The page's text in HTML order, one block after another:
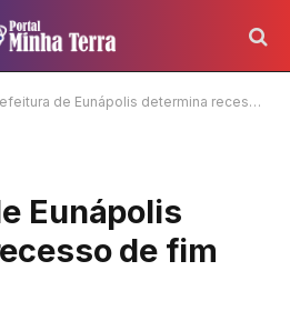
de Eunápolis determina recesso de fim de ano
Eunápolis
de fim